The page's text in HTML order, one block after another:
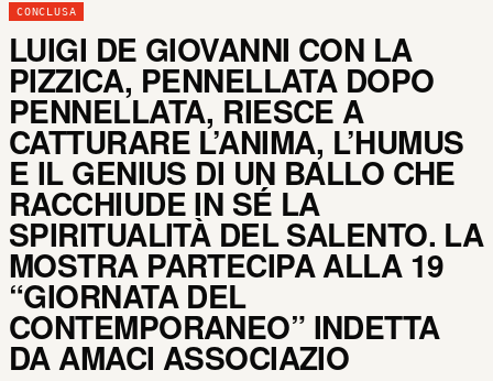
CONCLUSA
LUIGI DE GIOVANNI CON LA
PIZZICA, PENNELLATA DOPO
PENNELLATA, RIESCE A
CATTURARE L’ANIMA, L’HUMUS
E IL GENIUS DI UN BALLO CHE
RACCHIUDE IN SÉ LA
SPIRITUALITÀ DEL SALENTO. LA
MOSTRA PARTECIPA ALLA 19
“GIORNATA DEL
CONTEMPORANEO” INDETTA
DA AMACI ASSOCIAZIO